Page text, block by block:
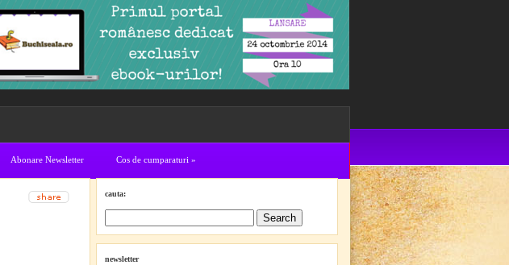
Abonare Newsletter Cos de cumparaturi »
cauta:
newsletter